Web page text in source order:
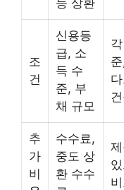
등 상환
조
건
신용등
급, 소
득 수
준, 부
채 규모
추
가
비
수수료,
중도 상
환 수수